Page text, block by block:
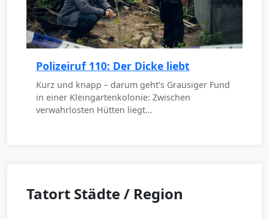
Polizeiruf 110: Der Dicke liebt
Kurz und knapp – darum geht’s Grausiger Fund
in einer Kleingartenkolonie: Zwischen
verwahrlosten Hütten liegt…
Tatort Städte / Region